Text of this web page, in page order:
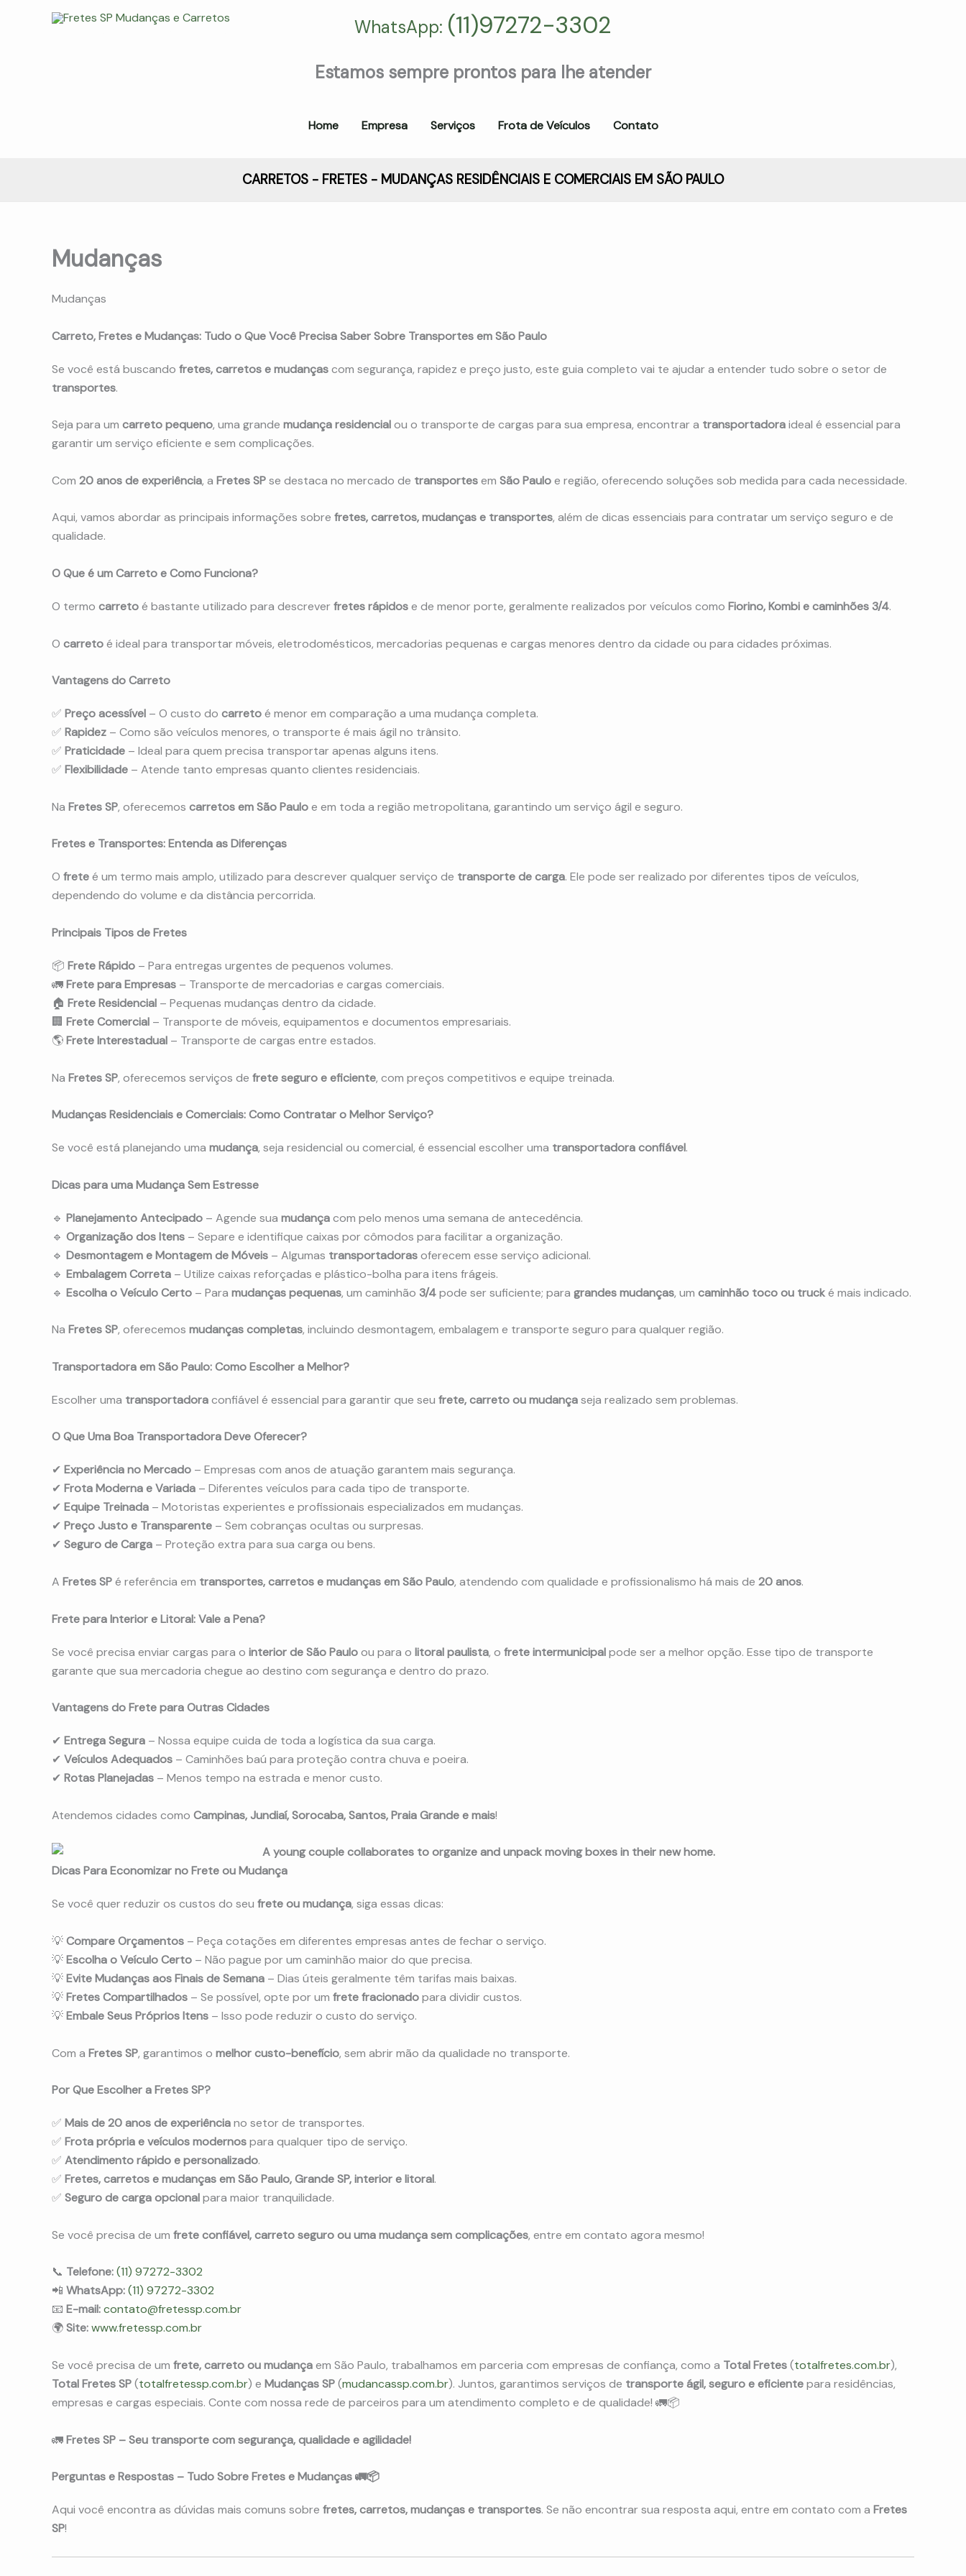
WhatsApp: (11)97272-3302
Estamos sempre prontos para lhe atender
Home Empresa Serviços Frota de Veículos Contato
CARRETOS - FRETES - MUDANÇAS RESIDÊNCIAIS E COMERCIAIS EM SÃO PAULO
Mudanças
Mudanças
Carreto, Fretes e Mudanças: Tudo o Que Você Precisa Saber Sobre Transportes em São Paulo
Se você está buscando fretes, carretos e mudançascom segurança, rapidez e preço justo, este guia completo vai te ajudar a entender tudo sobre o setor de
transportes.
Seja para um carreto pequeno, uma grande mudança residencialou o transporte de cargas para sua empresa, encontrar a transportadoraideal é essencial para
garantir um serviço eficiente e sem complicações.
Com 20 anos de experiência, a Fretes SPse destaca no mercado de transportesem São Pauloe região, oferecendo soluções sob medida para cada necessidade.
Aqui, vamos abordar as principais informações sobre fretes, carretos, mudanças e transportes, além de dicas essenciais para contratar um serviço seguro e de
qualidade.
O Que é um Carreto e Como Funciona?
O termo carretoé bastante utilizado para descreverfretes rápidose de menor porte, geralmente realizados por veículos como Fiorino, Kombi e caminhões 3/4.
O carretoé ideal para transportar móveis, eletrodomésticos, mercadorias pequenas e cargas menores dentro da cidade ou para cidades próximas.
Vantagens do Carreto
✅ Preço acessível – O custo do carretoé menor em comparação a uma mudança completa.
✅ Rapidez – Como são veículos menores, o transporte é mais ágil no trânsito.
✅ Praticidade – Ideal para quem precisa transportar apenas alguns itens.
✅ Flexibilidade – Atende tanto empresas quanto clientes residenciais.
Na Fretes SP, oferecemos carretos em São Pauloe em toda a região metropolitana, garantindo um serviço ágil e seguro.
Fretes e Transportes: Entenda as Diferenças
O freteé um termo mais amplo, utilizado para descrever qualquer serviço de transporte de carga. Ele pode ser realizado por diferentes tipos de veículos,
dependendo do volume e da distância percorrida.
Principais Tipos de Fretes
📦 Frete Rápido – Para entregas urgentes de pequenos volumes.
🚛Frete para Empresas – Transporte de mercadorias e cargas comerciais.
🏠 Frete Residencial – Pequenas mudanças dentro da cidade.
🏢 Frete Comercial – Transporte de móveis, equipamentos e documentos empresariais.
🌎Frete Interestadual – Transporte de cargas entre estados.
Na Fretes SP, oferecemos serviços de frete seguro e eficiente, com preços competitivos e equipe treinada.
Mudanças Residenciais e Comerciais: Como Contratar o Melhor Serviço?
Se você está planejando uma mudança, seja residencial ou comercial, é essencial escolher uma transportadora confiável.
Dicas para uma Mudança Sem Estresse
🔹 Planejamento Antecipado – Agende sua mudançacom pelo menos uma semana de antecedência.
🔹 Organização dos Itens – Separe e identifique caixas por cômodos para facilitar a organização.
🔹 Desmontagem e Montagem de Móveis – Algumas transportadorasoferecem esse serviço adicional.
🔹 Embalagem Correta – Utilize caixas reforçadas e plástico-bolha para itens frágeis.
🔹 Escolha o Veículo Certo – Para mudanças pequenas, um caminhão 3/4pode ser suficiente; para grandes mudanças, um caminhão toco ou trucké mais indicado.
Na Fretes SP, oferecemos mudanças completas, incluindo desmontagem, embalagem e transporte seguro para qualquer região.
Transportadora em São Paulo: Como Escolher a Melhor?
Escolher uma transportadoraconfiável é essencial para garantir que seu frete, carreto ou mudançaseja realizado sem problemas.
O Que Uma Boa Transportadora Deve Oferecer?
✔ Experiência no Mercado – Empresas com anos de atuação garantem mais segurança.
✔ Frota Moderna e Variada – Diferentes veículos para cada tipo de transporte.
✔ Equipe Treinada – Motoristas experientes e profissionais especializados em mudanças.
✔ Preço Justo e Transparente – Sem cobranças ocultas ou surpresas.
✔ Seguro de Carga – Proteção extra para sua carga ou bens.
A Fretes SPé referência em transportes, carretos e mudanças em São Paulo, atendendo com qualidade e profissionalismo há mais de 20 anos.
Frete para Interior e Litoral: Vale a Pena?
Se você precisa enviar cargas para o interior de São Pauloou para o litoral paulista, o frete intermunicipalpode ser a melhor opção. Esse tipo de transporte
garante que sua mercadoria chegue ao destino com segurança e dentro do prazo.
Vantagens do Frete para Outras Cidades
✔ Entrega Segura – Nossa equipe cuida de toda a logística da sua carga.
✔ Veículos Adequados – Caminhões baú para proteção contra chuva e poeira.
✔ Rotas Planejadas – Menos tempo na estrada e menor custo.
Atendemos cidades como Campinas, Jundiaí, Sorocaba, Santos, Praia Grande e mais!
Dicas Para Economizar no Frete ou Mudança
Se você quer reduzir os custos do seu frete ou mudança, siga essas dicas:
💡Compare Orçamentos – Peça cotações em diferentes empresas antes de fechar o serviço.
💡Escolha o Veículo Certo – Não pague por um caminhão maior do que precisa.
💡Evite Mudanças aos Finais de Semana – Dias úteis geralmente têm tarifas mais baixas.
💡Fretes Compartilhados – Se possível, opte por um frete fracionadopara dividir custos.
💡Embale Seus Próprios Itens – Isso pode reduzir o custo do serviço.
Com a Fretes SP, garantimos o melhor custo-benefício, sem abrir mão da qualidade no transporte.
Por Que Escolher a Fretes SP?
✅ Mais de 20 anos de experiênciano setor de transportes.
✅ Frota própria e veículos modernospara qualquer tipo de serviço.
✅ Atendimento rápido e personalizado.
✅ Fretes, carretos e mudanças em São Paulo, Grande SP, interior e litoral.
✅ Seguro de carga opcionalpara maior tranquilidade.
Se você precisa de um frete confiável, carreto seguro ou uma mudança sem complicações, entre em contato agora mesmo!
📞 Telefone:(11) 97272-3302
📲 WhatsApp:(11) 97272-3302
📧 E-mail:contato@fretessp.com.br
🌍Site:www.fretessp.com.br
Se você precisa de um frete, carreto ou mudançaem São Paulo, trabalhamos em parceria com empresas de confiança, como a Total Fretes(totalfretes.com.br),
Total Fretes SP(totalfretessp.com.br) e Mudanças SP(mudancassp.com.br). Juntos, garantimos serviços de transporte ágil, seguro e eficientepara residências,
empresas e cargas especiais. Conte com nossa rede de parceiros para um atendimento completo e de qualidade! 🚛📦
🚛Fretes SP – Seu transporte com segurança, qualidade e agilidade!
Perguntas e Respostas – Tudo Sobre Fretes e Mudanças 🚛📦
Aqui você encontra as dúvidas mais comuns sobre fretes, carretos, mudanças e transportes. Se não encontrar sua resposta aqui, entre em contato com a Fretes
SP!